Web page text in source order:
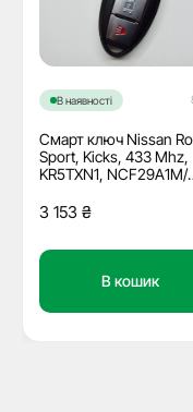
В наявності
Смарт ключ Nissan
Sport, Kicks, 433 Mhz,
KR5TXN1, NCF29A1M/
кнопки
3 153 ₴
В кошик